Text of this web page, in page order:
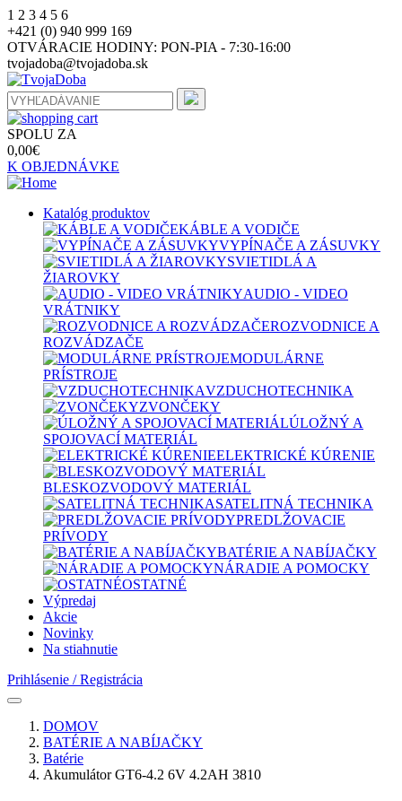
1 2 3 4 5 6
+421 (0) 940 999 169
OTVÁRACIE HODINY: PON-PIA - 7:30-16:00
tvojadoba@tvojadoba.sk
SPOLU ZA
0,00€
K OBJEDNÁVKE
Katalóg produktov
KÁBLE A VODIČE
VYPÍNAČE A ZÁSUVKY
SVIETIDLÁ A
ŽIAROVKY
AUDIO - VIDEO
VRÁTNIKY
ROZVODNICE A
ROZVÁDZAČE
MODULÁRNE
PRÍSTROJE
VZDUCHOTECHNIKA
ZVONČEKY
ÚLOŽNÝ A
SPOJOVACÍ MATERIÁL
ELEKTRICKÉ KÚRENIE
BLESKOZVODOVÝ MATERIÁL
SATELITNÁ TECHNIKA
PREDLŽOVACIE
PRÍVODY
BATÉRIE A NABÍJAČKY
NÁRADIE A POMOCKY
OSTATNÉ
Výpredaj
Akcie
Novinky
Na stiahnutie
Prihlásenie / Registrácia
DOMOV
BATÉRIE A NABÍJAČKY
Batérie
Akumulátor GT6-4.2 6V 4.2AH 3810